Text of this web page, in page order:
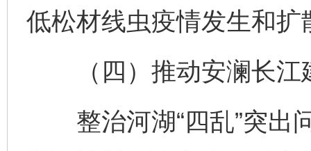
低松材线虫疫情发生和扩
（四）推动安澜长江
整治河湖“四乱”突出